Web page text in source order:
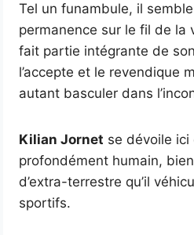
Tel un funambule, il
permanence sur le fil de la
fait partie intégrante de
l’accepte et le revendique
autant basculer dans
Kilian Jornet se dévoile ici
profondément humain,
d’extra-terrestre qu’il
sportifs.